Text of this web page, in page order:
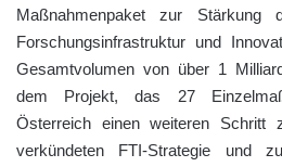
Maßnahmenpaket zur Stärkung
Forschungsinfrastruktur und
Gesamtvolumen von über 1
dem Projekt, das 27
Österreich einen weiteren Schritt
verkündeten FTI-Strategie und